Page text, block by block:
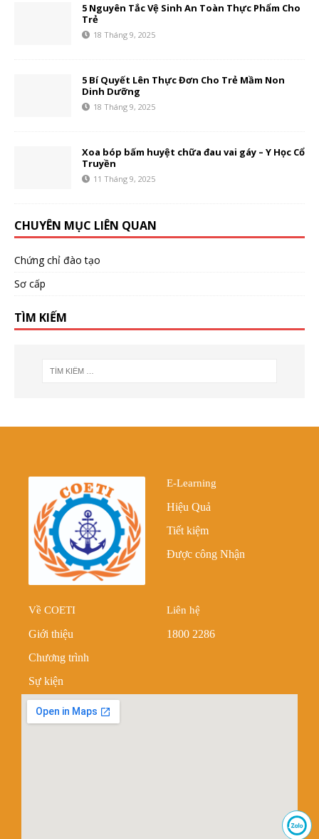
5 Nguyên Tắc Vệ Sinh An Toàn Thực Phẩm Cho
Trẻ
18 Tháng 9, 2025
5 Bí Quyết Lên Thực Đơn Cho Trẻ Mầm Non
Dinh Dưỡng
18 Tháng 9, 2025
Xoa bóp bấm huyệt chữa đau vai gáy – Y Học Cổ
Truyền
11 Tháng 9, 2025
CHUYÊN MỤC LIÊN QUAN
Chứng chỉ đào tạo
Sơ cấp
TÌM KIẾM
E-Learning
Hiệu Quả
Tiết kiệm
Được công Nhận
Về COETI
Giới thiệu
Chương trình
Sự kiện
Liên hệ
1800 2286